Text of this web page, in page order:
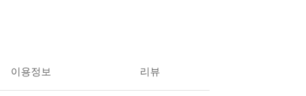
이용정보 리뷰